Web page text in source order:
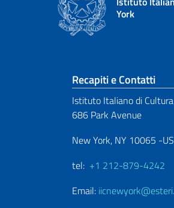
York
Sezione
Recapiti e Contatti
Istituto Italiano di
686 Park Avenue
New York, NY 10065 -
tel: +1 212-879-4242
Email: